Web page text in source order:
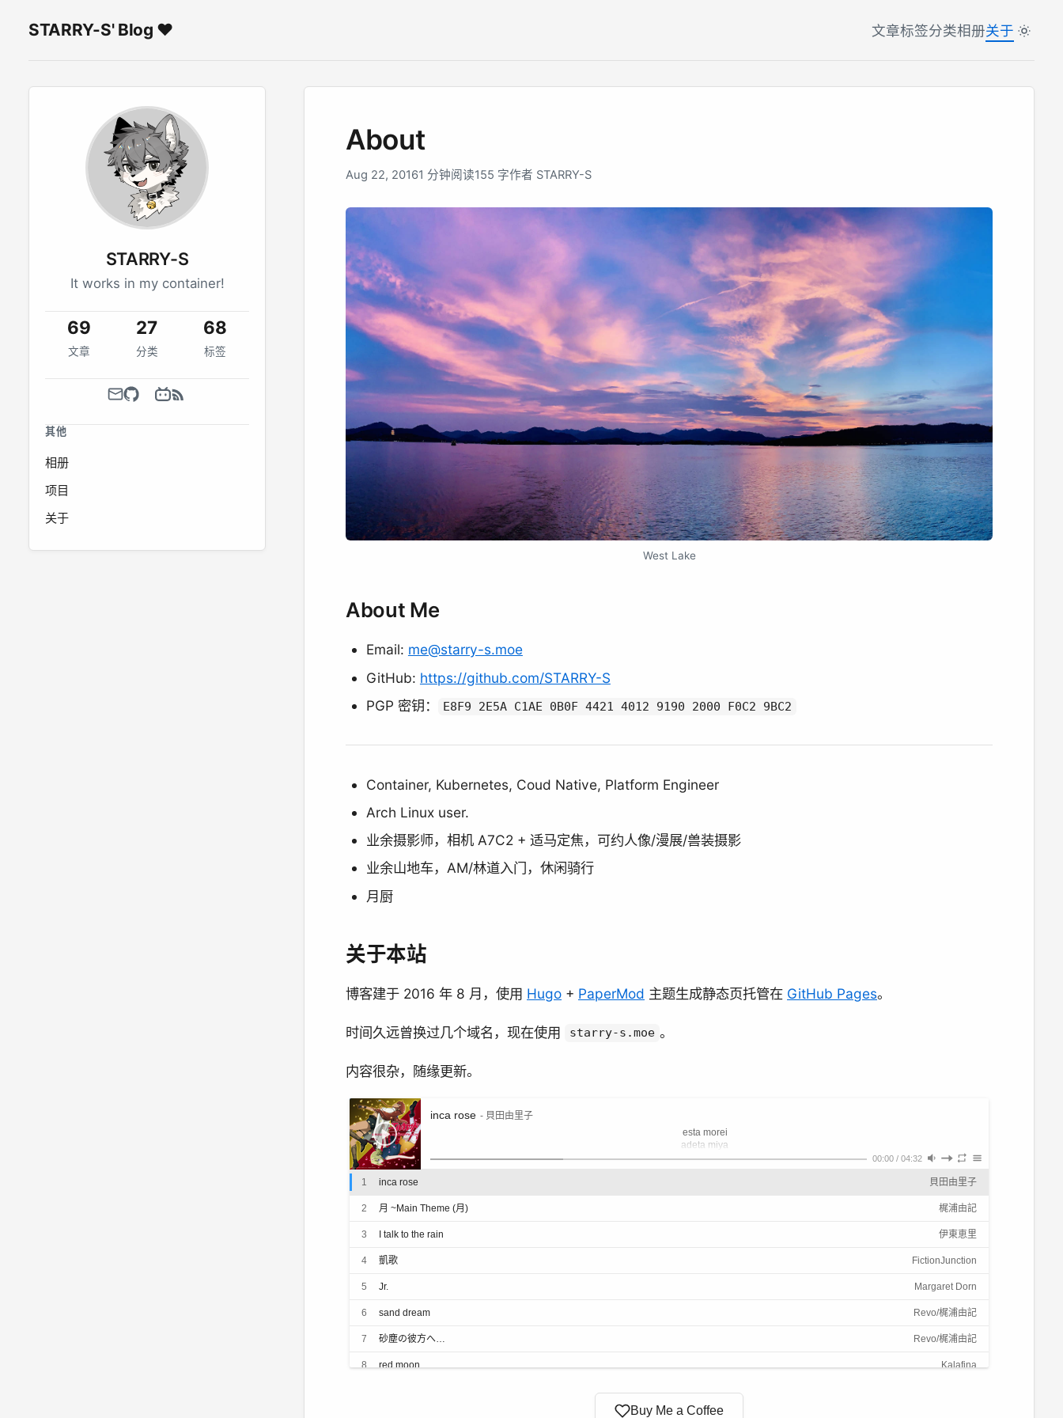
STARRY-S' Blog ♥ 文章标签分类相册关于
STARRY-S
It works in my container!
69
文章
27
分类
68
标签
其他
相册
项目
关于
About
Aug 22, 20161 分钟阅读155 字作者 STARRY-S
West Lake
About Me
Email: me@starry-s.moe
GitHub: https://github.com/STARRY-S
PGP 密钥：
E8F9 2E5A C1AE 0B0F 4421 4012 9190 2000 F0C2 9BC2
Container, Kubernetes, Coud Native, Platform Engineer
Arch Linux user.
业余摄影师，相机 A7C2 + 适马定焦，可约人像/漫展/兽装摄影
业余山地车，AM/林道入门，休闲骑行
月厨
关于本站
博客建于 2016 年 8 月，使用 Hugo + PaperMod 主题生成静态页托管在 GitHub Pages。
时间久远曾换过几个域名，现在使用 starry-s.moe 。
内容很杂，随缘更新。
inca rose - 貝田由里子
esta morei
adeta miya
sorti norei
adeta sorei
00:00 / 04:32
1 inca rose 貝田由里子
2 月 ~Main Theme (月) 梶浦由記
3 I talk to the rain 伊東恵里
4 凱歌 FictionJunction
5 Jr. Margaret Dorn
6 sand dream Revo/梶浦由記
7 砂塵の彼方へ… Revo/梶浦由記
8 red moon Kalafina
Buy Me a Coffee